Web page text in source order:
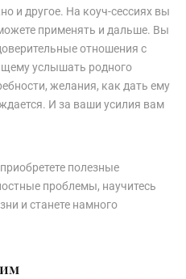
и другое. На коуч-сессиях вы
применять и дальше. Вы
отношения с
услышать родного
желания, как дать ему
И за ваши усилия вам
полезные
проблемы, научитесь
и станете намного